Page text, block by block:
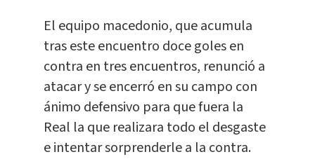
El equipo macedonio, que acumula
tras este encuentro doce goles en
contra en tres encuentros, renunció a
atacar y se encerró en su campo con
ánimo defensivo para que fuera la
Real la que realizara todo el desgaste
e intentar sorprenderle a la contra.